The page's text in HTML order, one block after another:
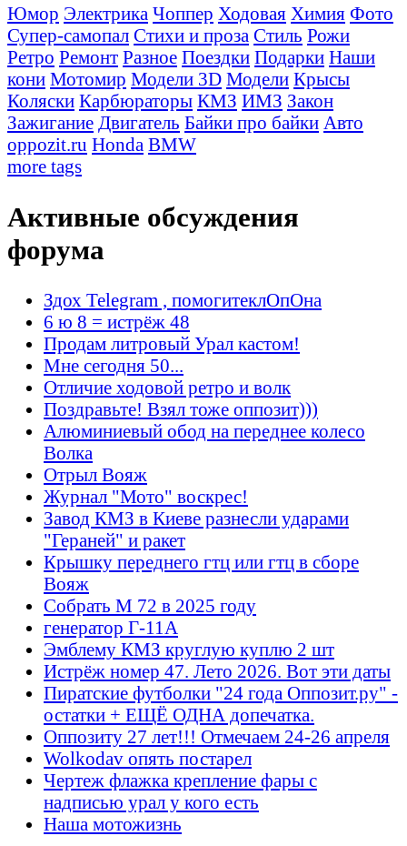
Юмор Электрика Чоппер Ходовая Химия Фото
Супер-самопал Стихи и проза Стиль Рожи
Ретро Ремонт Разное Поездки Подарки Наши
кони Мотомир Модели 3D Модели Крысы
Коляски Карбюраторы КМЗ ИМЗ Закон
Зажигание Двигатель Байки про байки Авто
oppozit.ru Honda BMW
more tags
Активные обсуждения
форума
Здох Telegram , помогитеклОпОна
6 ю 8 = истрёж 48
Продам литровый Урал кастом!
Мне сегодня 50...
Отличие ходовой ретро и волк
Поздравьте! Взял тоже оппозит)))
Алюминиевый обод на переднее колесо
Волка
Отрыл Вояж
Журнал "Мото" воскрес!
Завод КМЗ в Киеве разнесли ударами
"Гераней" и ракет
Крышку переднего гтц или гтц в сборе
Вояж
Собрать М 72 в 2025 году
генератор Г-11А
Эмблему КМЗ круглую куплю 2 шт
Истрёж номер 47. Лето 2026. Вот эти даты
Пиратские футболки "24 года Оппозит.ру" -
остатки + ЕЩЁ ОДНА допечатка.
Оппозиту 27 лет!!! Отмечаем 24-26 апреля
Wolkodav опять постарел
Чертеж флажка крепление фары с
надписью урал у кого есть
Наша мотожизнь